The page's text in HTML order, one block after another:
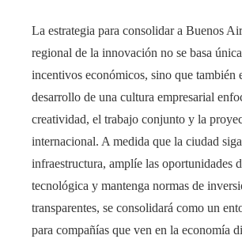
La estrategia para consolidar a Buenos
regional de la innovación no se basa
incentivos económicos, sino que también
desarrollo de una cultura empresarial
creatividad, el trabajo conjunto y la
internacional. A medida que la ciudad
infraestructura, amplíe las oportunidades
tecnológica y mantenga normas de
transparentes, se consolidará como un
para compañías que ven en la economía